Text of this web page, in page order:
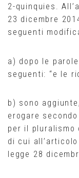
2-quinquies.
23 dicembre
seguenti
a) dopo le
seguenti: “e le
b) sono
erogare
per il pluralismo
di cui
legge 28